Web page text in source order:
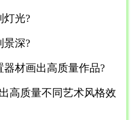
灯光?
景深?
材画出高质量作品?
高质量不同艺术风格效